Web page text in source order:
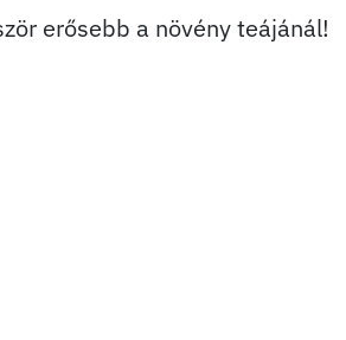
erősebb a növény teájánál!